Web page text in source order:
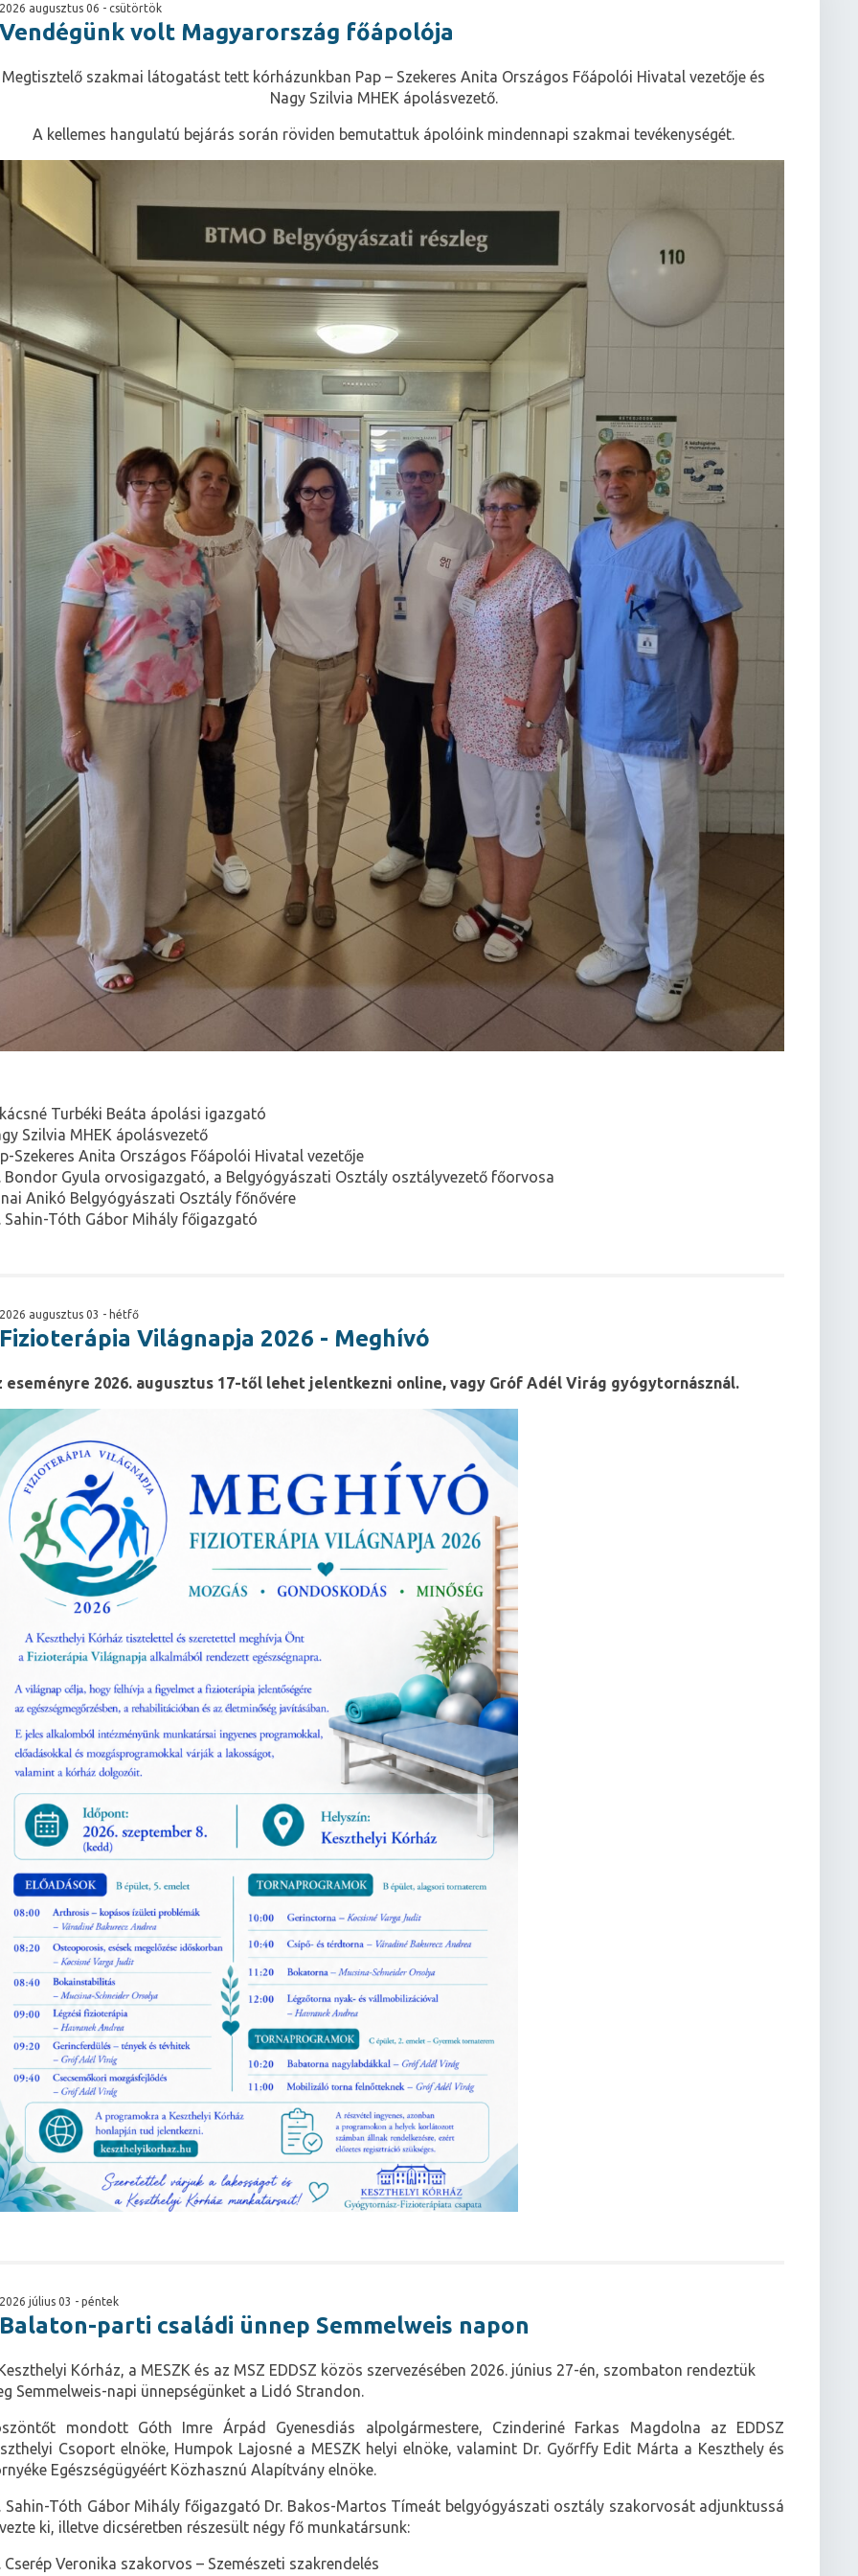
2026 augusztus 06 - csütörtök
Vendégünk volt Magyarország főápolója
Megtisztelő szakmai látogatást tett kórházunkban Pap – Szekeres Anita Országos Főápolói Hivatal vezetője és
Nagy Szilvia MHEK ápolásvezető.
A kellemes hangulatú bejárás során röviden bemutattuk ápolóink mindennapi szakmai tevékenységét.
Turbéki Beáta ápolási igazgató
Szilvia MHEK ápolásvezető
Szekeres Anita Országos Főápolói Hivatal vezetője
Bondor Gyula orvosigazgató, a Belgyógyászati Osztály osztályvezető főorvosa
Anikó Belgyógyászati Osztály főnővére
Sahin-Tóth Gábor Mihály főigazgató
2026 augusztus 03 - hétfő
Fizioterápia Világnapja 2026 - Meghívó
eseményre 2026. augusztus 17-től lehet jelentkezni online, vagy Gróf Adél Virág gyógytornásznál.
2026 július 03 - péntek
Balaton-parti családi ünnep Semmelweis napon
Kórház, a MESZK és az MSZ EDDSZ közös szervezésében 2026. június 27-én, szombaton rendeztük
Semmelweis-napi ünnepségünket a Lidó Strandon.
mondott Góth Imre Árpád Gyenesdiás alpolgármestere, Czinderiné Farkas Magdolna az EDDSZ
Csoport elnöke, Humpok Lajosné a MESZK helyi elnöke, valamint Dr. Győrffy Edit Márta a Keszthely és
Egészségügyéért Közhasznú Alapítvány elnöke.
Sahin-Tóth Gábor Mihály főigazgató Dr. Bakos-Martos Tímeát belgyógyászati osztály szakorvosát adjunktussá
ki, illetve dicséretben részesült négy fő munkatársunk:
Cserép Veronika szakorvos – Szemészeti szakrendelés